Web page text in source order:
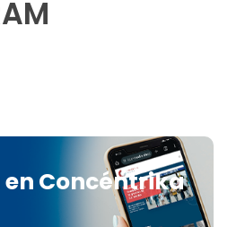
Concéntrika